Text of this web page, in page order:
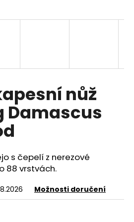
nůž
Damascus
s čepelí z nerezové
88 vrstvách.
Možnosti doručení
HLEDAT